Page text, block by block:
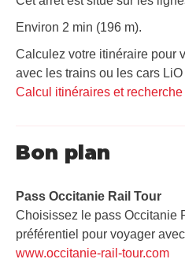
Environ 2 min (196 m).
Calculez votre itinéraire pour
avec les trains ou les cars LiO
Calcul itinéraires et
Bon plan
Pass Occitanie Rail Tour​
Choisissez le pass Occitanie
préférentiel pour voyager
www.occitanie-rail-tour.com